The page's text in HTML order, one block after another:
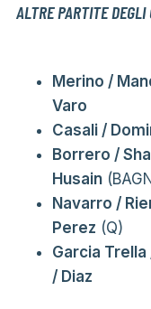
ALTRE PARTITE
Merino /
Varo
Casali /
Borrero /
Husain
Navarro /
Perez (Q)
Garcia
/ Diaz